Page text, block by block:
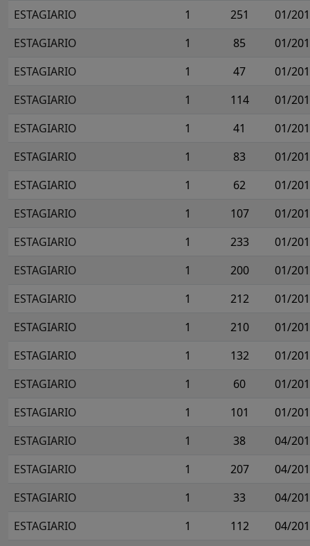
ESTAGIARIO
1 251
01/
ESTAGIARIO
1 85
01/
ESTAGIARIO
1 47
01/
ESTAGIARIO
1 114
01/
ESTAGIARIO
1 41
01/
ESTAGIARIO
1 83
01/
ESTAGIARIO
1 62
01/
ESTAGIARIO
1 107
01/
ESTAGIARIO
1 233
01/
ESTAGIARIO
1 200
01/
ESTAGIARIO
1 212
01/
ESTAGIARIO
1 210
01/
ESTAGIARIO
1 132
01/
ESTAGIARIO
1 60
01/
ESTAGIARIO
1 101
01/
ESTAGIARIO
1 38
04/
ESTAGIARIO
1 207
04/
ESTAGIARIO
1 33
04/
ESTAGIARIO
1 112 04/